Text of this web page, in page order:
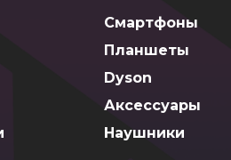
Смартфоны
Планшеты
Dyson
Аксессуары
Наушники